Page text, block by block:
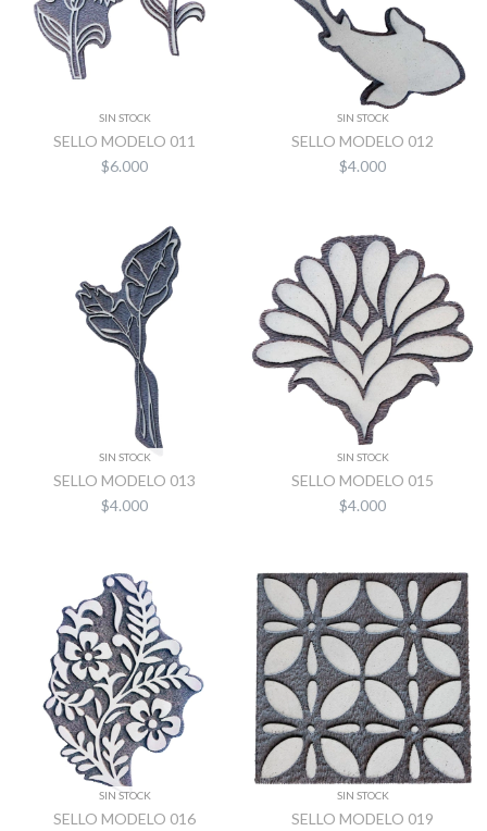
SIN STOCK
SELLO MODELO 011
$6.000
SIN STOCK
SELLO MODELO 012
$4.000
SIN STOCK
SELLO MODELO 013
$4.000
SIN STOCK
SELLO MODELO 015
$4.000
SIN STOCK
SELLO MODELO 016
SIN STOCK
SELLO MODELO 019